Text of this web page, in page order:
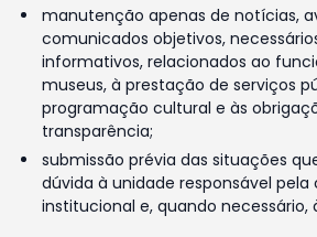
manutenção apenas de notícias,
comunicados objetivos,
informativos, relacionados ao
museus, à prestação de serviços
programação cultural e às
transparência;
submissão prévia das situações
dúvida à unidade responsável
institucional e, quando necessário,